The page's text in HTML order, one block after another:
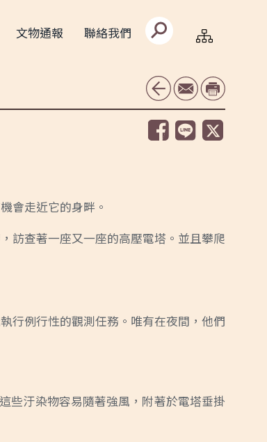
文物通報 聯絡我們
搜
尋
文
會走近它的身畔。
訪查著一座又一座的高壓電塔。並且攀爬
行例行性的觀測任務。唯有在夜間，他們
些汙染物容易隨著強風，附著於電塔垂掛